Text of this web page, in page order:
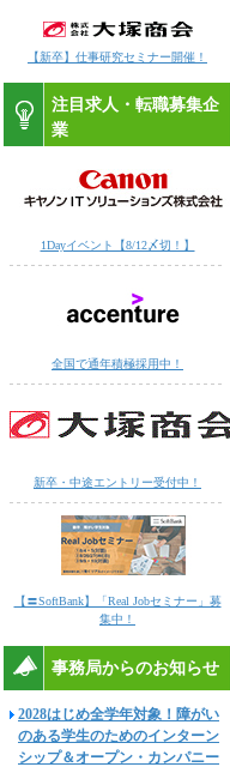
【新卒】仕事研究セミナー開催！
注目求人・転職募集企
業
1Dayイベント【8/12〆切！】
全国で通年積極採用中！
新卒・中途エントリー受付中！
【〓SoftBank】「Real Jobセミナー」募
集中！
事務局からのお知らせ
2028はじめ全学年対象！障がい
のある学生のためのインターン
シップ＆オープン・カンパニー